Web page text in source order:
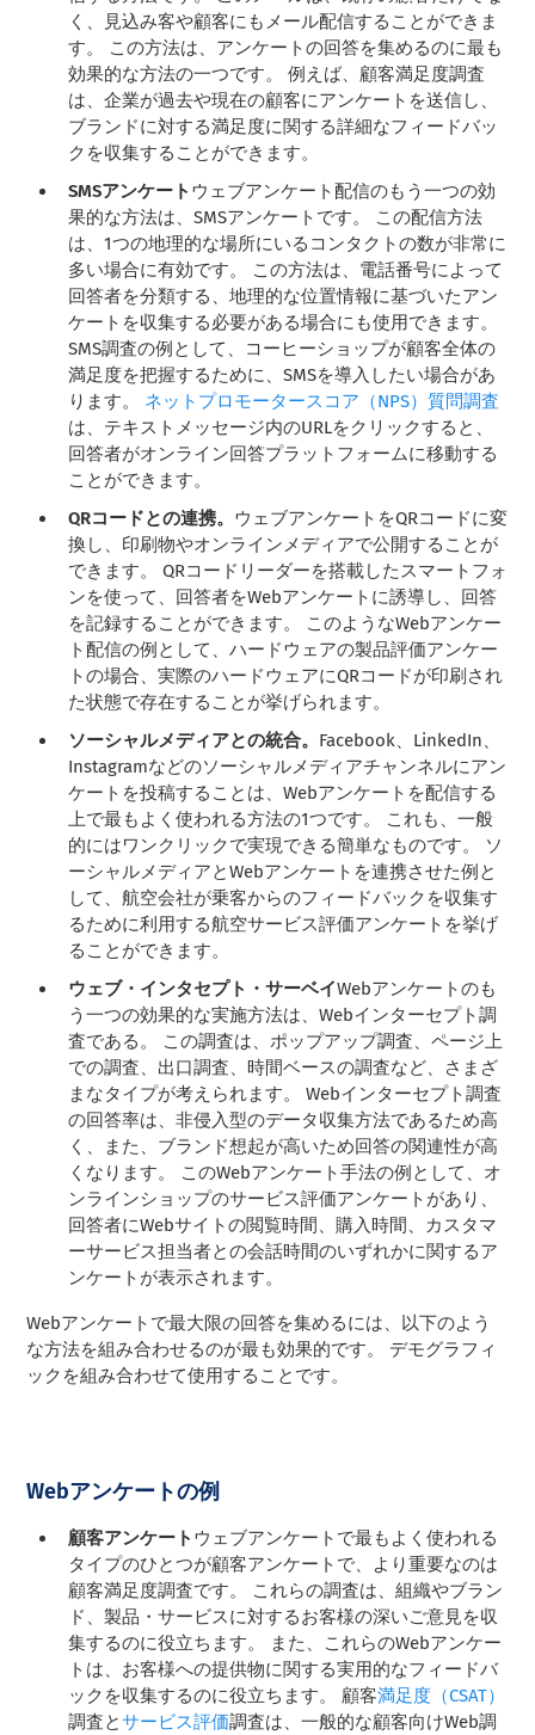
く、見込み客や顧客にもメール配信することができま
す。 この方法は、アンケートの回答を集めるのに最も
効果的な方法の一つです。 例えば、顧客満足度調査
は、企業が過去や現在の顧客にアンケートを送信し、
ブランドに対する満足度に関する詳細なフィードバッ
クを収集することができます。
SMSアンケート ウェブアンケート配信のもう一つの効
果的な方法は、SMSアンケートです。 この配信方法
は、1つの地理的な場所にいるコンタクトの数が非常に
多い場合に有効です。 この方法は、電話番号によって
回答者を分類する、地理的な位置情報に基づいたアン
ケートを収集する必要がある場合にも使用できます。
SMS調査の例として、コーヒーショップが顧客全体の
満足度を把握するために、SMSを導入したい場合があ
ります。 ネットプロモータースコア（NPS）質問調査
は、テキストメッセージ内のURLをクリックすると、
回答者がオンライン回答プラットフォームに移動する
ことができます。
QRコードとの連携。 ウェブアンケートをQRコードに変
換し、印刷物やオンラインメディアで公開することが
できます。 QRコードリーダーを搭載したスマートフォ
ンを使って、回答者をWebアンケートに誘導し、回答
を記録することができます。 このようなWebアンケー
ト配信の例として、ハードウェアの製品評価アンケー
トの場合、実際のハードウェアにQRコードが印刷され
た状態で存在することが挙げられます。
ソーシャルメディアとの統合。 Facebook、LinkedIn、
Instagramなどのソーシャルメディアチャンネルにアン
ケートを投稿することは、Webアンケートを配信する
上で最もよく使われる方法の1つです。 これも、一般
的にはワンクリックで実現できる簡単なものです。 ソ
ーシャルメディアとWebアンケートを連携させた例と
して、航空会社が乗客からのフィードバックを収集す
るために利用する航空サービス評価アンケートを挙げ
ることができます。
ウェブ・インタセプト・サーベイWebアンケートのも
う一つの効果的な実施方法は、Webインターセプト調
査である。 この調査は、ポップアップ調査、ページ上
での調査、出口調査、時間ベースの調査など、さまざ
まなタイプが考えられます。 Webインターセプト調査
の回答率は、非侵入型のデータ収集方法であるため高
く、また、ブランド想起が高いため回答の関連性が高
くなります。 このWebアンケート手法の例として、オ
ンラインショップのサービス評価アンケートがあり、
回答者にWebサイトの閲覧時間、購入時間、カスタマ
ーサービス担当者との会話時間のいずれかに関するア
ンケートが表示されます。
Webアンケートで最大限の回答を集めるには、以下のよう
な方法を組み合わせるのが最も効果的です。 デモグラフィ
ック を組み合わせて使用することです。
Webアンケートの例
顧客アンケート ウェブアンケートで最もよく使われる
タイプのひとつが顧客アンケートで、より重要なのは
顧客満足度調査です。 これらの調査は、組織やブラン
ド、製品・サービスに対するお客様の深いご意見を収
集するのに役立ちます。 また、これらのWebアンケー
トは、お客様への提供物に関する実用的なフィードバ
ックを収集するのに役立ちます。 顧客満足度（CSAT）
調査とサービス評価調査は、一般的な顧客向けWeb調